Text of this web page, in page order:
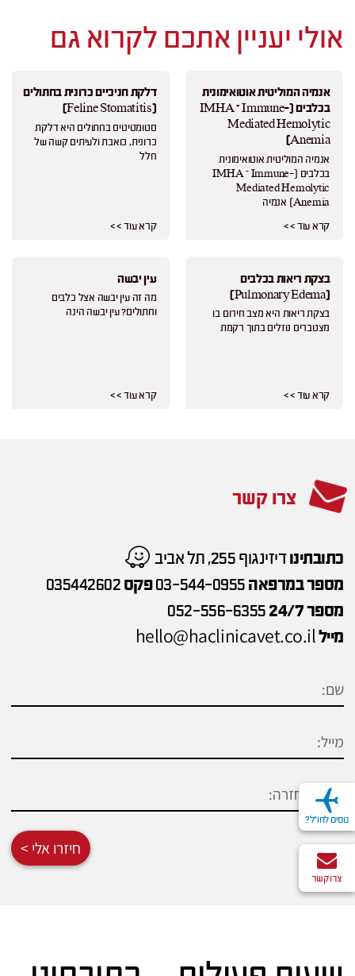
אולי יעניין אתכם לקרוא גם
אנמיה המוליטית אוטואימונית
בכלבים (IMHA – Immune-
Mediated Hemolytic
Anemia)
אנמיה המוליטית אוטואימונית
בכלבים (IMHA – Immune-
Mediated Hemolytic
Anemia) אנמיה
קרא עוד > >
דלקת חניכיים כרונית בחתולים
(Feline Stomatitis)
סטומטיטיס בחתולים היא דלקת
כרונית, כואבת ולעיתים קשה של
חלל
קרא עוד > >
בצקת ריאות בכלבים
(Pulmonary Edema)
בצקת ריאות היא מצב חירום בו
מצטברים נוזלים בתוך רקמת
קרא עוד > >
עין יבשה
מה זה עין יבשה אצל כלבים
וחתולים? עין יבשה הינה
קרא עוד > >
צרו קשר
כתובתינודיזינגוף 255, תל אביב
מספר במרפאה 03-544-0955פקס 035442602
מספר 24/7
052-556-6355
מיילhello@haclinicavet.co.il
חיזרו אלי >
טסים לחו"ל?
צרו קשר